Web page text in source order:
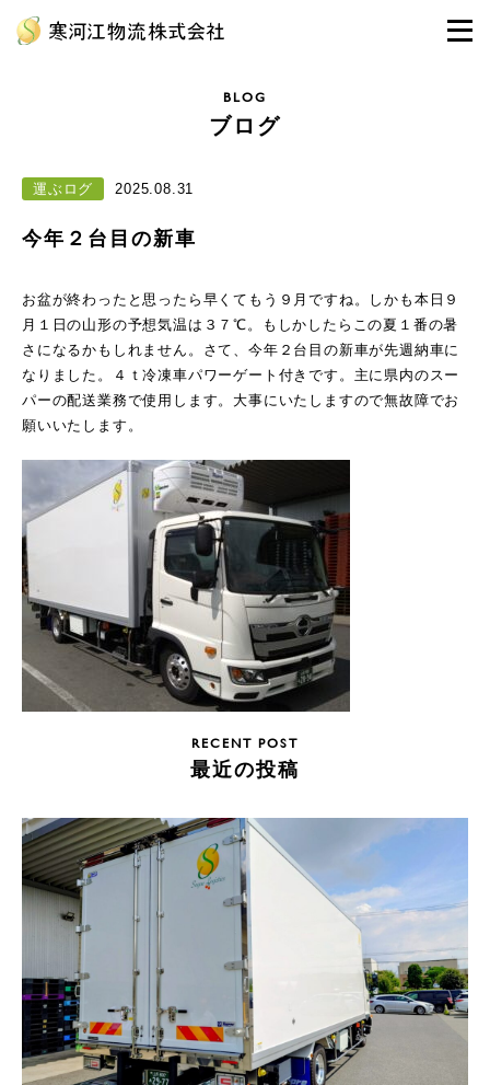
BLOG
ブログ
運ぶログ 2025.08.31
今年２台目の新車
お盆が終わったと思ったら早くてもう９月ですね。しかも本日９
月１日の山形の予想気温は３７℃。もしかしたらこの夏１番の暑
さになるかもしれません。さて、今年２台目の新車が先週納車に
なりました。４ｔ冷凍車パワーゲート付きです。主に県内のスー
パーの配送業務で使用します。大事にいたしますので無故障でお
願いいたします。
RECENT POST
最近の投稿